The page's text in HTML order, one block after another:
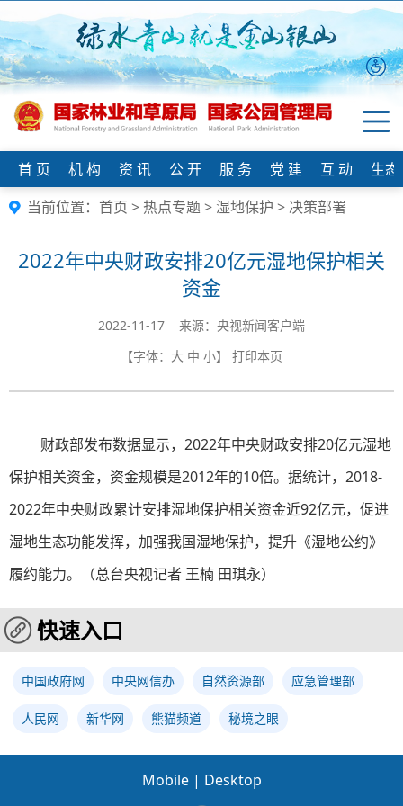
首 页 机 构 资 讯 公 开 服 务 党 建 互 动
生
当前位置： 首页 > 热点专题> 湿地保护 > 决策部署
2022年中央财政安排20亿元湿地保护相关
资金
2022-11-17 来源：央视新闻客户端
【字体： 大 中 小】 打印本页
财政部发布数据显示，2022年中央财政安排20亿元湿地
保护相关资金，资金规模是2012年的10倍。据统计，2018-
2022年中央财政累计安排湿地保护相关资金近92亿元，促进
湿地生态功能发挥，加强我国湿地保护，提升《湿地公约》
履约能力。（总台央视记者 王楠 田琪永）
快速入口
中国政府网 中央网信办 自然资源部 应急管理部
人民网 新华网 熊猫频道 秘境之眼
Mobile | Desktop